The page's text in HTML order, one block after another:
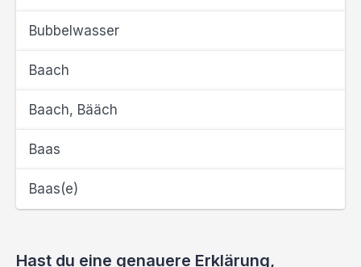
Bubbelwasser
Baach
Baach, Bääch
Baas
Baas(e)
Hast du eine genauere Erklärung,